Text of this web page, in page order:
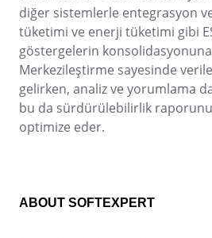
BPMN
ISO 20000
ISO 26000
ISO 10015
ISO 55000
ISO 22301
ISO 19011
ISO 31000
FDA 21 CFR Part 11
diğer sistemlerle entegrasyon
tüketimi ve enerji tüketimi gibi
göstergelerin
Merkezileştirme sayesinde
gelirken, analiz ve yorumlama
bu da sürdürülebilirlik
optimize eder.
ABOUT SOFTEXPERT